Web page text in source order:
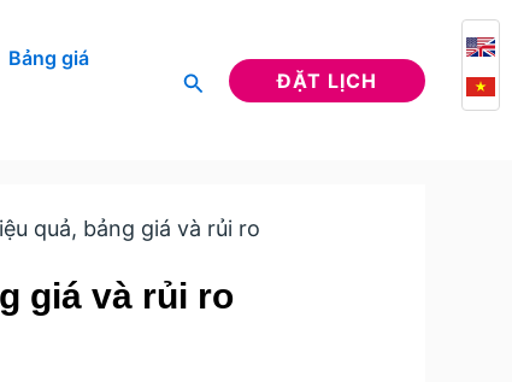
Bảng giá
Tìm
ĐẶT LỊCH
quả, bảng giá và rủi ro
giá và rủi ro